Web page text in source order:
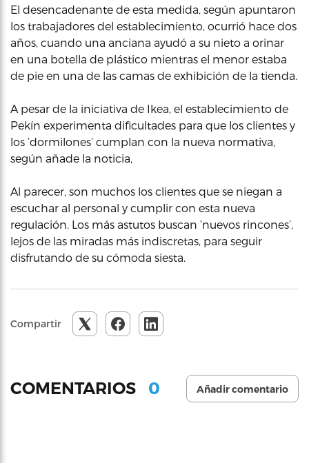
El desencadenante de esta medida, según apuntaron
los trabajadores del establecimiento, ocurrió hace dos
años, cuando una anciana ayudó a su nieto a orinar
en una botella de plástico mientras el menor estaba
de pie en una de las camas de exhibición de la tienda.
A pesar de la iniciativa de Ikea, el establecimiento de
Pekín experimenta dificultades para que los clientes y
los ‘dormilones’ cumplan con la nueva normativa,
según añade la noticia,
Al parecer, son muchos los clientes que se niegan a
escuchar al personal y cumplir con esta nueva
regulación. Los más astutos buscan ‘nuevos rincones’,
lejos de las miradas más indiscretas, para seguir
disfrutando de su cómoda siesta.
Compartir
COMENTARIOS 0 Añadir comentario